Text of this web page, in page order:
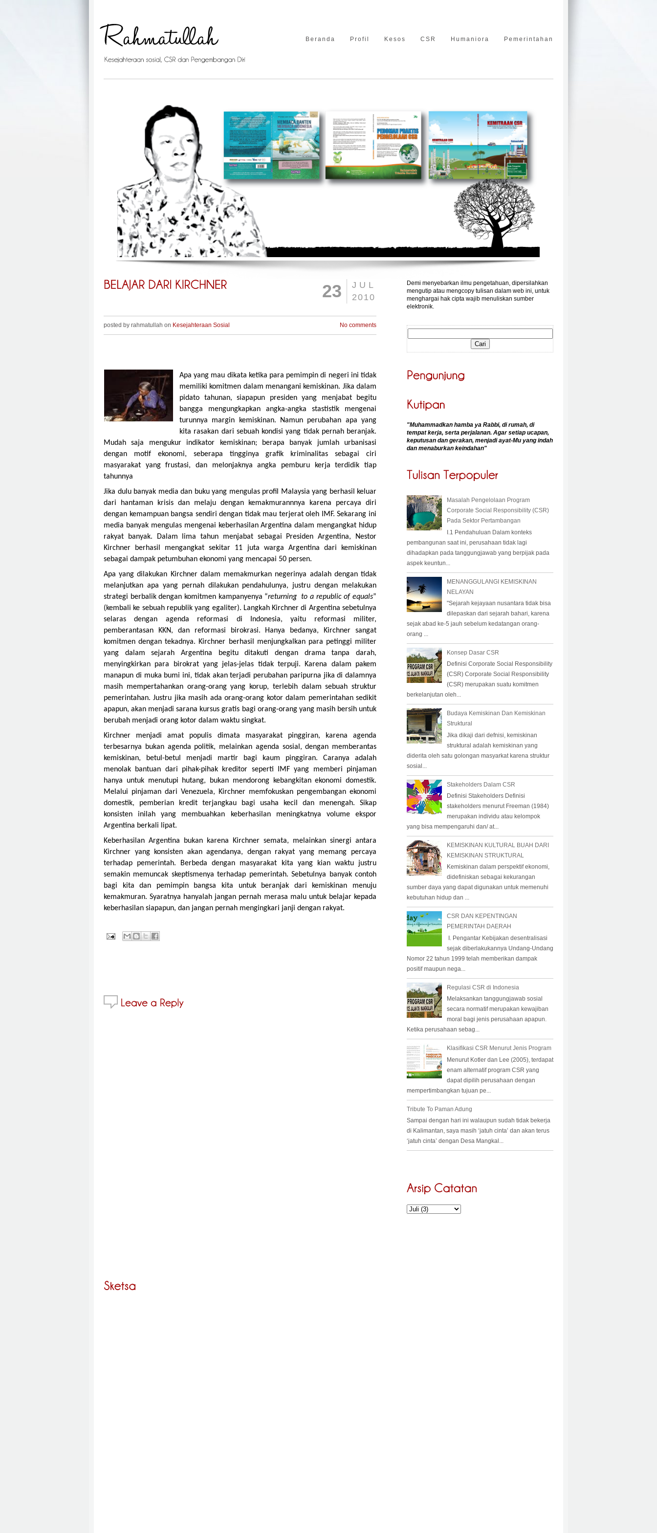
Beranda Profil Kesos CSR Humaniora Pemerintahan
JUL
2010
23
posted by rahmatullah on Kesejahteraan Sosial No comments
Apa yang mau dikata ketika para pemimpin di negeri ini tidak
memiliki komitmen dalam menangani kemiskinan. Jika dalam
pidato tahunan, siapapun presiden yang menjabat begitu
bangga mengungkapkan angka-angka stastistik mengenai
turunnya margin kemiskinan. Namun perubahan apa yang
kita rasakan dari sebuah kondisi yang tidak pernah beranjak.
Mudah saja mengukur indikator kemiskinan; berapa banyak jumlah urbanisasi
dengan motif ekonomi, seberapa tingginya grafik kriminalitas sebagai ciri
masyarakat yang frustasi, dan melonjaknya angka pemburu kerja terdidik tiap
tahunnya
Jika dulu banyak media dan buku yang mengulas profil Malaysia yang berhasil keluar
dari hantaman krisis dan melaju dengan kemakmurannnya karena percaya diri
dengan kemampuan bangsa sendiri dengan tidak mau terjerat oleh IMF. Sekarang ini
media banyak mengulas mengenai keberhasilan Argentina dalam mengangkat hidup
rakyat banyak. Dalam lima tahun menjabat sebagai Presiden Argentina, Nestor
Kirchner berhasil mengangkat sekitar 11 juta warga Argentina dari kemiskinan
sebagai dampak petumbuhan ekonomi yang mencapai 50 persen.
Apa yang dilakukan Kirchner dalam memakmurkan negerinya adalah dengan tidak
melanjutkan apa yang pernah dilakukan pendahulunya, justru dengan melakukan
strategi berbalik dengan komitmen kampanyenya “returning to a republic of equals”
(kembali ke sebuah republik yang egaliter). Langkah Kirchner di Argentina sebetulnya
selaras dengan agenda reformasi di Indonesia, yaitu reformasi militer,
pemberantasan KKN, dan reformasi birokrasi. Hanya bedanya, Kirchner sangat
komitmen dengan tekadnya. Kirchner berhasil menjungkalkan para petinggi militer
yang dalam sejarah Argentina begitu ditakuti dengan drama tanpa darah,
menyingkirkan para birokrat yang jelas-jelas tidak terpuji. Karena dalam pakem
manapun di muka bumi ini, tidak akan terjadi perubahan paripurna jika di dalamnya
masih mempertahankan orang-orang yang korup, terlebih dalam sebuah struktur
pemerintahan. Justru jika masih ada orang-orang kotor dalam pemerintahan sedikit
apapun, akan menjadi sarana kursus gratis bagi orang-orang yang masih bersih untuk
berubah menjadi orang kotor dalam waktu singkat.
Kirchner menjadi amat populis dimata masyarakat pinggiran, karena agenda
terbesarnya bukan agenda politik, melainkan agenda sosial, dengan memberantas
kemiskinan, betul-betul menjadi martir bagi kaum pinggiran. Caranya adalah
menolak bantuan dari pihak-pihak kreditor seperti IMF yang memberi pinjaman
hanya untuk menutupi hutang, bukan mendorong kebangkitan ekonomi domestik.
Melalui pinjaman dari Venezuela, Kirchner memfokuskan pengembangan ekonomi
domestik, pemberian kredit terjangkau bagi usaha kecil dan menengah. Sikap
konsisten inilah yang membuahkan keberhasilan meningkatnya volume ekspor
Argentina berkali lipat.
Keberhasilan Argentina bukan karena Kirchner semata, melainkan sinergi antara
Kirchner yang konsisten akan agendanya, dengan rakyat yang memang percaya
terhadap pemerintah. Berbeda dengan masyarakat kita yang kian waktu justru
semakin memuncak skeptismenya terhadap pemerintah. Sebetulnya banyak contoh
bagi kita dan pemimpin bangsa kita untuk beranjak dari kemiskinan menuju
kemakmuran. Syaratnya hanyalah jangan pernah merasa malu untuk belajar kepada
keberhasilan siapapun, dan jangan pernah mengingkari janji dengan rakyat.
Demi menyebarkan ilmu pengetahuan, dipersilahkan
mengutip atau mengcopy tulisan dalam web ini, untuk
menghargai hak cipta wajib menuliskan sumber
elektronik.
"Muhammadkan hamba ya Rabbi, di rumah, di
tempat kerja, serta perjalanan. Agar setiap ucapan,
keputusan dan gerakan, menjadi ayat-Mu yang indah
dan menaburkan keindahan"
Masalah Pengelolaan Program
Corporate Social Responsibility (CSR)
Pada Sektor Pertambangan
I.1 Pendahuluan Dalam konteks
pembangunan saat ini, perusahaan tidak lagi
dihadapkan pada tanggungjawab yang berpijak pada
aspek keuntun...
MENANGGULANGI KEMISKINAN
NELAYAN
"Sejarah kejayaan nusantara tidak bisa
dilepaskan dari sejarah bahari, karena
sejak abad ke-5 jauh sebelum kedatangan orang-
orang ...
Konsep Dasar CSR
Definisi Corporate Social Responsibility
(CSR) Corporate Social Responsibility
(CSR) merupakan suatu komitmen
berkelanjutan oleh...
Budaya Kemiskinan Dan Kemiskinan
Struktural
Jika dikaji dari defnisi, kemiskinan
struktural adalah kemiskinan yang
diderita oleh satu golongan masyarkat karena struktur
sosial...
Stakeholders Dalam CSR
Definisi Stakeholders Definisi
stakeholders menurut Freeman (1984)
merupakan individu atau kelompok
yang bisa mempengaruhi dan/ at...
KEMISKINAN KULTURAL BUAH DARI
KEMISKINAN STRUKTURAL
Kemiskinan dalam perspektif ekonomi,
didefiniskan sebagai kekurangan
sumber daya yang dapat digunakan untuk memenuhi
kebutuhan hidup dan ...
CSR DAN KEPENTINGAN
PEMERINTAH DAERAH
I. Pengantar Kebijakan desentralisasi
sejak diberlakukannya Undang-Undang
Nomor 22 tahun 1999 telah memberikan dampak
positif maupun nega...
Regulasi CSR di Indonesia
Melaksankan tanggungjawab sosial
secara normatif merupakan kewajiban
moral bagi jenis perusahaan apapun.
Ketika perusahaan sebag...
Klasifikasi CSR Menurut Jenis Program
Menurut Kotler dan Lee (2005), terdapat
enam alternatif program CSR yang
dapat dipilih perusahaan dengan
mempertimbangkan tujuan pe...
Tribute To Paman Adung
Sampai dengan hari ini walaupun sudah tidak bekerja
di Kalimantan, saya masih ‘jatuh cinta’ dan akan terus
‘jatuh cinta’ dengan Desa Mangkal...